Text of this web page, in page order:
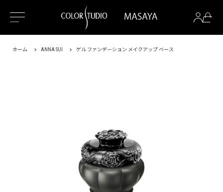
ホーム ANNA SUI ゲル ファンデーション メイクアップ ベース